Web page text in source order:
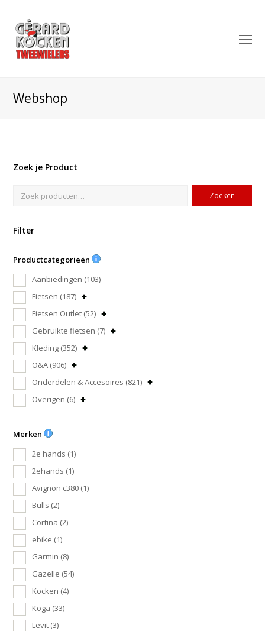
Webshop
Zoek je Product
Zoeken
Filter
Productcategorieën
Aanbiedingen (103)
Fietsen (187)
Fietsen Outlet (52)
Gebruikte fietsen (7)
Kleding (352)
O&A (906)
Onderdelen & Accesoires (821)
Overigen (6)
Merken
2e hands (1)
2ehands (1)
Avignon c380 (1)
Bulls (2)
Cortina (2)
ebike (1)
Garmin (8)
Gazelle (54)
Kocken (4)
Koga (33)
Levit (3)